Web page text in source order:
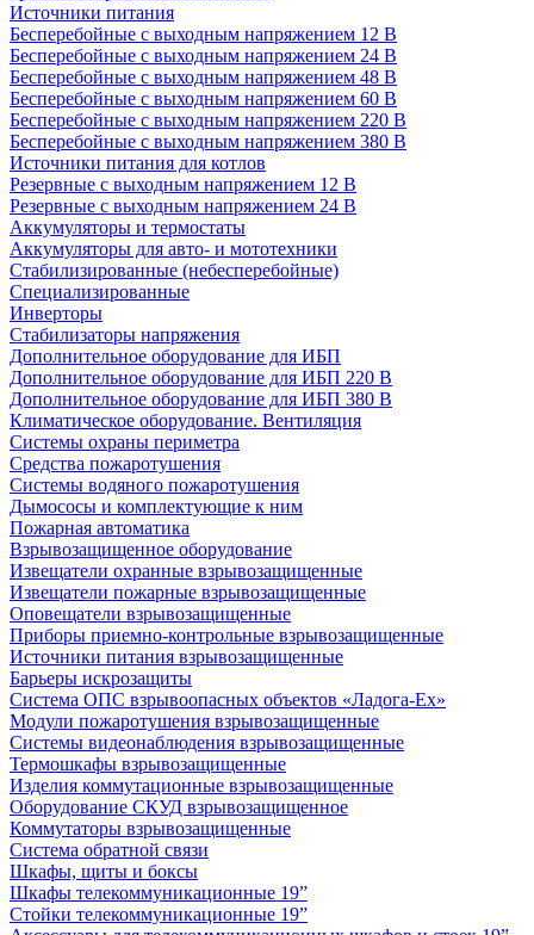
Источники питания
Бесперебойные с выходным напряжением 12 В
Бесперебойные с выходным напряжением 24 В
Бесперебойные с выходным напряжением 48 В
Бесперебойные с выходным напряжением 60 В
Бесперебойные с выходным напряжением 220 В
Бесперебойные с выходным напряжением 380 В
Источники питания для котлов
Резервные с выходным напряжением 12 В
Резервные с выходным напряжением 24 В
Аккумуляторы и термостаты
Аккумуляторы для авто- и мототехники
Стабилизированные (небесперебойные)
Специализированные
Инверторы
Стабилизаторы напряжения
Дополнительное оборудование для ИБП
Дополнительное оборудование для ИБП 220 В
Дополнительное оборудование для ИБП 380 В
Климатическое оборудование. Вентиляция
Системы охраны периметра
Средства пожаротушения
Системы водяного пожаротушения
Дымососы и комплектующие к ним
Пожарная автоматика
Взрывозащищенное оборудование
Извещатели охранные взрывозащищенные
Извещатели пожарные взрывозащищенные
Оповещатели взрывозащищенные
Приборы приемно-контрольные взрывозащищенные
Источники питания взрывозащищенные
Барьеры искрозащиты
Система ОПС взрывоопасных объектов «Ладога-Ex»
Модули пожаротушения взрывозащищенные
Системы видеонаблюдения взрывозащищенные
Термошкафы взрывозащищенные
Изделия коммутационные взрывозащищенные
Оборудование СКУД взрывозащищенное
Коммутаторы взрывозащищенные
Система обратной связи
Шкафы, щиты и боксы
Шкафы телекоммуникационные 19”
Стойки телекоммуникационные 19”